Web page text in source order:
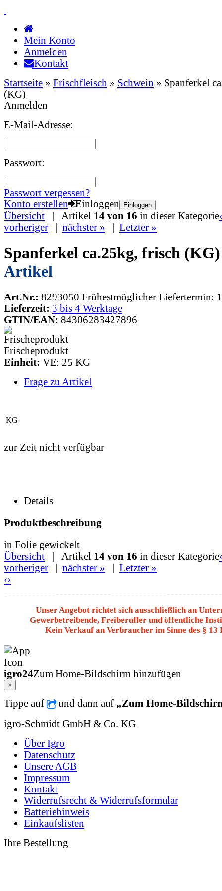
Mein Konto
Anmelden
Kontakt
Startseite » Frischfleisch » Schwein » Spanferkel
(KG)
Anmelden
E-Mail-Adresse:
Passwort:
Passwort vergessen?
Konto erstellen
Einloggen Einloggen
Übersicht | Artikel 14 von 16 in dieser Kategorie
vorheriger
nächster » Letzter »
Spanferkel ca.25kg, frisch
Artikel
Art.Nr.: 8293050 Frühestmöglicher Liefertermin:
Lieferzeit: 3 bis 4 Werktage
GTIN/EAN: 84306283427896
Frischeprodukt
Einheit: VE: 25 KG
Frage zu Artikel
KG
zur Zeit nicht verfügbar
Details
Produktbeschreibung
in Folie gewickelt
Übersicht | Artikel 14 von 16 in dieser Kategorie
vorheriger
nächster »
Letzter »
‹›
Unser Angebot richtet sich ausschließlich an
Gewerbetreibende, Freiberufler und öffentliche
Kein Verkauf an Verbraucher im Sinne des § 13
igro24Zum Home-Bildschirm hinzufügen
×
Tippe auf und dann auf „Zum Home-
igro-Schmidt GmbH & Co. KG
Über Igro
Datenschutz
Unsere AGB
Impressum
Kontakt
Widerrufsrecht & Widerrufsformular
Batteriehinweis
Einkaufslisten
Ihre Bestellung